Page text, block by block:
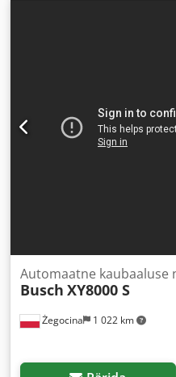
Żegocina 1 022 km
Automaatne kaubaaluse
Busch XY8000 S